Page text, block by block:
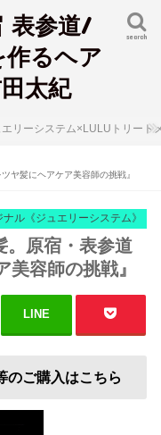
表参道/
作るヘア
太紀
search
リーシステム×LULUトリート
ヤ髪にヘアケア美容師の挑戦』
ル《ジュエリーシステム》
。原宿・表参道
美容師の挑戦』
LINE
のご購入はこちら